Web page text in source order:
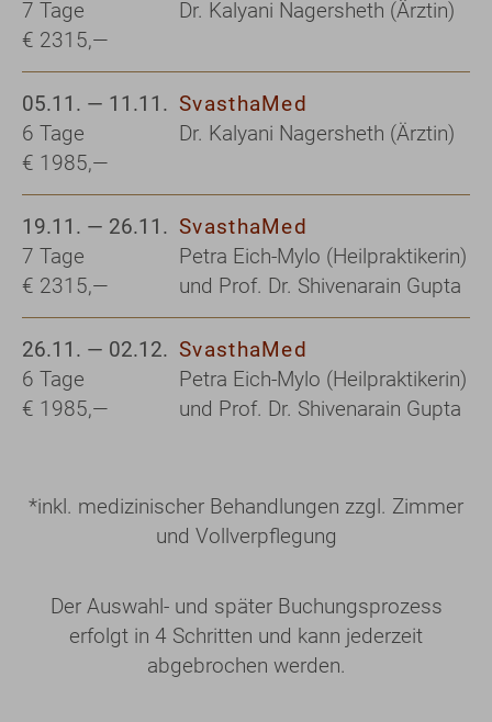
7 Tage
€ 2315,—
Dr. Kalyani Nagersheth (Ärztin)
05.11. — 11.11.
6 Tage
€ 1985,—
SvasthaMed
Dr. Kalyani Nagersheth (Ärztin)
19.11. — 26.11.
7 Tage
€ 2315,—
SvasthaMed
Petra Eich-Mylo (Heilpraktikerin)
und Prof. Dr. Shivenarain Gupta
26.11. — 02.12.
6 Tage
€ 1985,—
SvasthaMed
Petra Eich-Mylo (Heilpraktikerin)
und Prof. Dr. Shivenarain Gupta
*inkl. medizinischer Behandlungen zzgl. Zimmer
und Vollverpflegung
Der Auswahl- und später Buchungsprozess
erfolgt in 4 Schritten und kann jederzeit
abgebrochen werden.